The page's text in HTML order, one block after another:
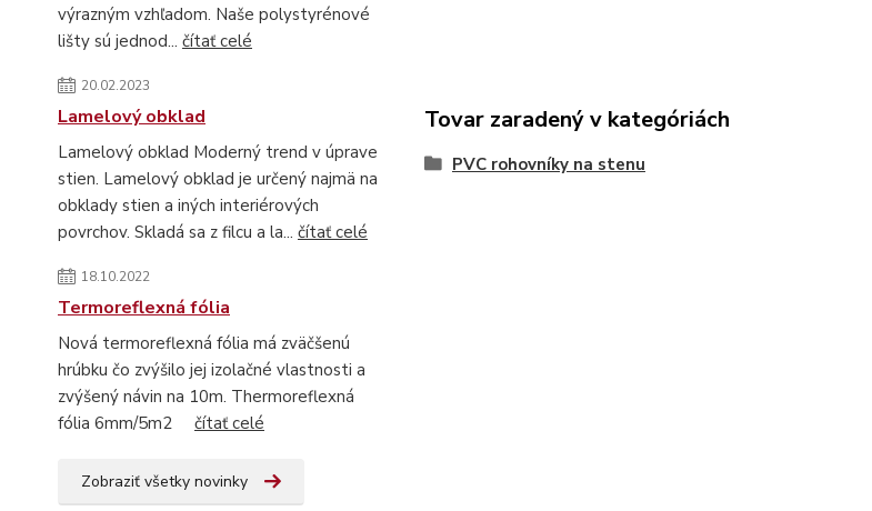
výrazným vzhľadom. Naše polystyrénové
lišty sú jednod... čítať celé
20.02.2023
Lamelový obklad
Lamelový obklad Moderný trend v úprave
stien. Lamelový obklad je určený najmä na
obklady stien a iných interiérových
povrchov. Skladá sa z filcu a la... čítať celé
18.10.2022
Termoreflexná fólia
Nová termoreflexná fólia má zväčšenú
hrúbku čo zvýšilo jej izolačné vlastnosti a
zvýšený návin na 10m. Thermoreflexná
fólia 6mm/5m2 čítať celé
Zobraziť všetky novinky
Tovar zaradený v kategóriách
PVC rohovníky na stenu